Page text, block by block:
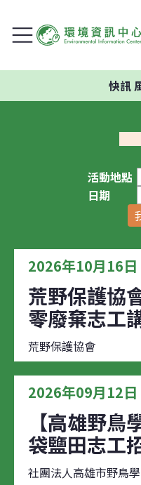
快訊風
活動地點
日期
2026年10月16日
荒野保護協
零廢棄志工
荒野保護協會
2026年09月12日
【高雄野
袋鹽田志工
社團法人高雄市野鳥